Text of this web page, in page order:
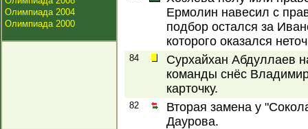
Олимпиада 2004
Олимпиада 2000
Ермолин навесил с
подбор остался за
которого оказался
84
Сурхайхан Абдуллаев
команды снёс
карточку.
82
Вторая замена у
Даурова.